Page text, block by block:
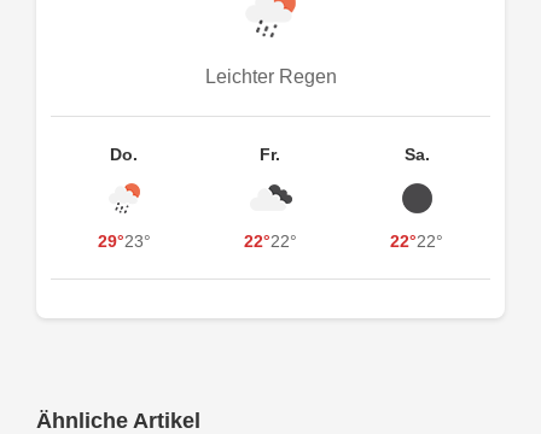
Leichter Regen
Do.
29°23°
Fr.
22°22°
Sa.
22°22°
Ähnliche Artikel